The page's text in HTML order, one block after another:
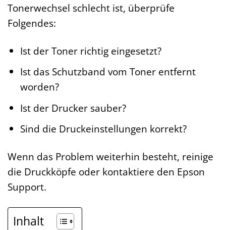
Tonerwechsel schlecht ist, überprüfe
Folgendes:
Ist der Toner richtig eingesetzt?
Ist das Schutzband vom Toner entfernt
worden?
Ist der Drucker sauber?
Sind die Druckeinstellungen korrekt?
Wenn das Problem weiterhin besteht, reinige
die Druckköpfe oder kontaktiere den Epson
Support.
Inhalt